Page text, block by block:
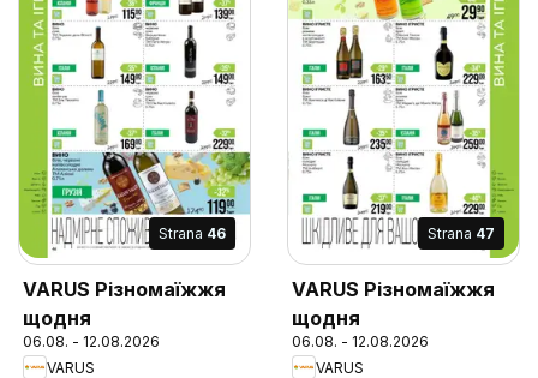
Strana 46
VARUS Різномаїжжя
щодня
06.08. - 12.08.2026
VARUS
Strana 47
VARUS Різномаїжжя
щодня
06.08. - 12.08.2026
VARUS